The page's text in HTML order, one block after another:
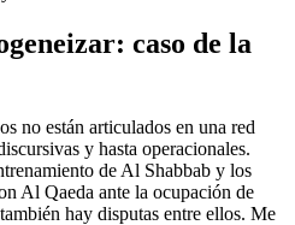
caso de la
no están articulados en una red
y hasta operacionales.
de Al Shabbab y los
Al Qaeda ante la ocupación de
hay disputas entre ellos. Me